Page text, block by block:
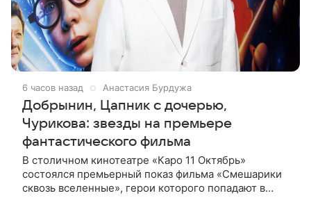
6 часов назад Анастасия Бурдужа
Добрынин, Цапник с дочерью,
Чурикова: звезды на премьере
фантастического фильма
В столичном кинотеатре «Каро 11 Октябрь»
состоялся премьерный показ фильма «Смешарики
сквозь вселенные», герои которого попадают в